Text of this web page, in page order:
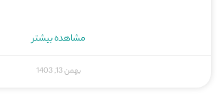
مشاهده بیشتر
بهمن 13, 1403